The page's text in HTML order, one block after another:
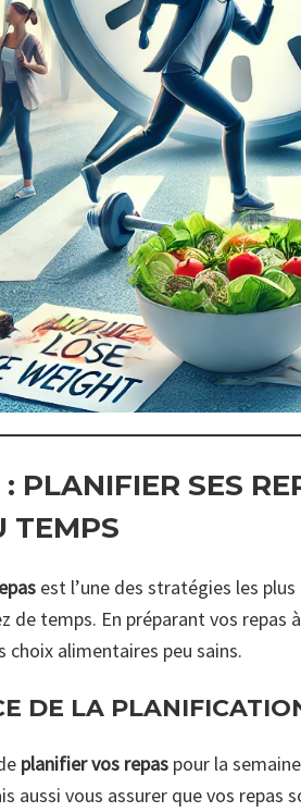
: PLANIFIER SES
TEMPS
est l’une des stratégies les
de temps. En préparant vos repas
choix alimentaires peu sains.
DE LA
planifier vos repas pour la
aussi vous assurer que vos repas